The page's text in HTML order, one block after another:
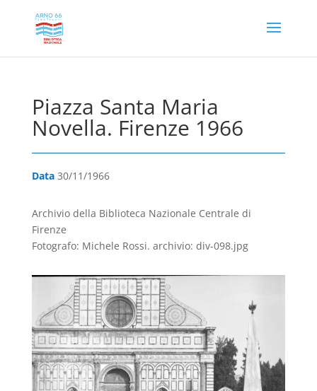
Piazza Santa Maria
Novella. Firenze 1966
Data30/11/1966
Archivio della Biblioteca Nazionale Centrale di
Firenze
Fotografo: Michele Rossi. archivio: div-098.jpg